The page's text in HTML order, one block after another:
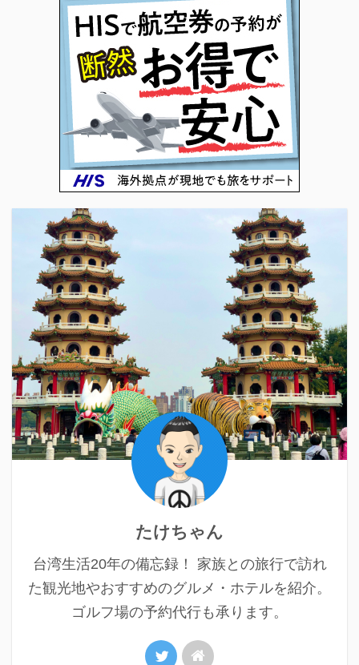
たけちゃん
台湾生活20年の備忘録！ 家族との旅行で訪れ
た観光地やおすすめのグルメ・ホテルを紹介。
ゴルフ場の予約代行も承ります。